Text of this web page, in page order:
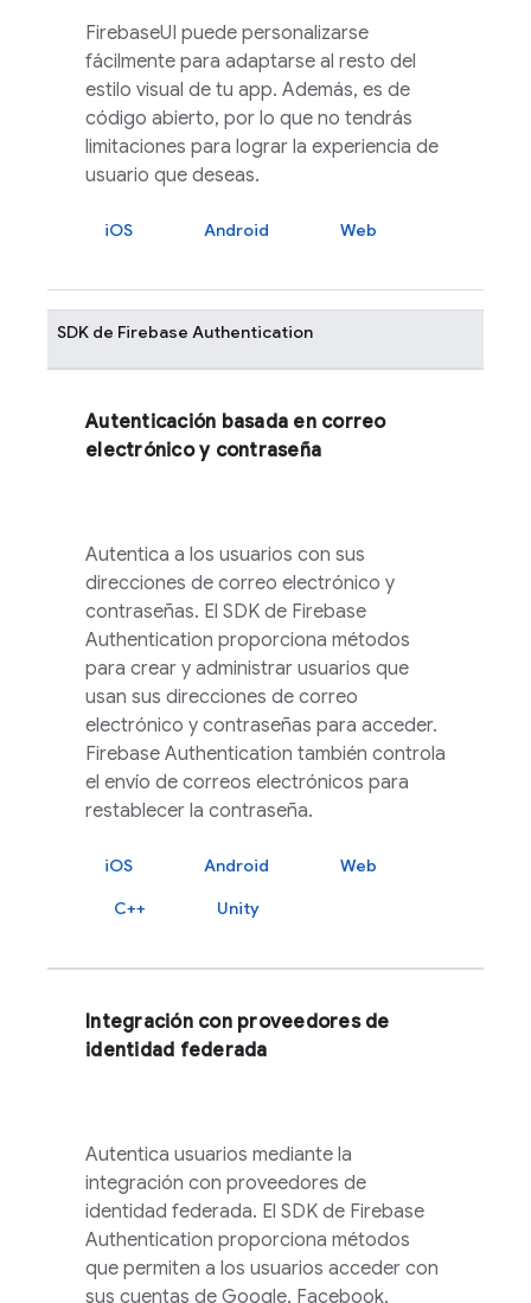
FirebaseUI puede personalizarse
fácilmente para adaptarse al resto del
estilo visual de tu app. Además, es de
código abierto, por lo que no tendrás
limitaciones para lograr la experiencia de
usuario que deseas.
iOS Android Web
SDK de Firebase Authentication
Autenticación basada en correo
electrónico y contraseña
Autentica a los usuarios con sus
direcciones de correo electrónico y
contraseñas. El SDK de Firebase
Authentication proporciona métodos
para crear y administrar usuarios que
usan sus direcciones de correo
electrónico y contraseñas para acceder.
Firebase Authentication también controla
el envío de correos electrónicos para
restablecer la contraseña.
iOS Android
Web
C++
Unity
Integración con proveedores de
identidad federada
Autentica usuarios mediante la
integración con proveedores de
identidad federada. El SDK de Firebase
Authentication proporciona métodos
que permiten a los usuarios acceder con
sus cuentas de Google, Facebook,